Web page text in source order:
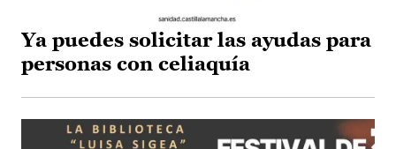
Ya puedes solicitar las ayudas para
personas con celiaquía